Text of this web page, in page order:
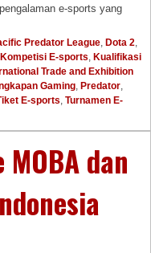
e-sports yang
Predator League Dota 2
Kompetisi E-sports Kualifikasi
Trade and Exhibition
Gaming Predator
E-sports Turnamen E-
dan